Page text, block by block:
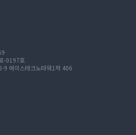
-0197호
9 에이스테크노타워1차 406